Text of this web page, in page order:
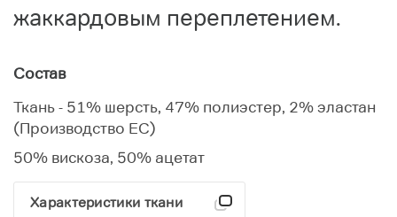
жаккардовым переплетением.
Состав
Ткань - 51% шерсть, 47% полиэстер, 2% эластан
(Производство ЕС)
50% вискоза, 50% ацетат
Характеристики ткани